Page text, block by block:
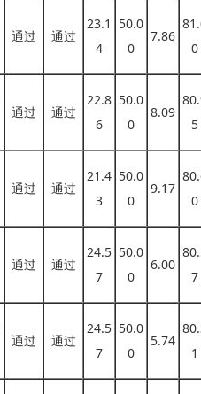
通过 通过
23.1
4
50.0
0
7.86
0
通过 通过
22.8
6
50.0
0
8.09
5
通过 通过
21.4
3
50.0
0
9.17
0
通过 通过
24.5
7
50.0
0
6.00
7
通过 通过
24.5
7
50.0
0
5.74
1